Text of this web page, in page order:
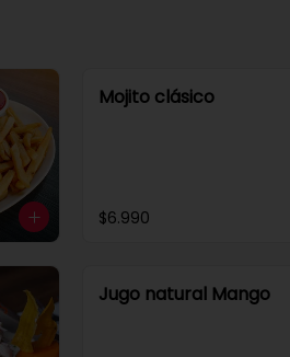
Mojito clásico
$6.990
Jugo natural Mango